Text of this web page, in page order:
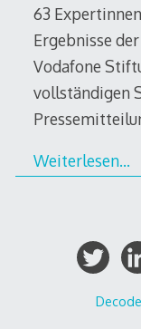
63
Ergebnisse
Vodafone
vollständigen
Weiterlesen…